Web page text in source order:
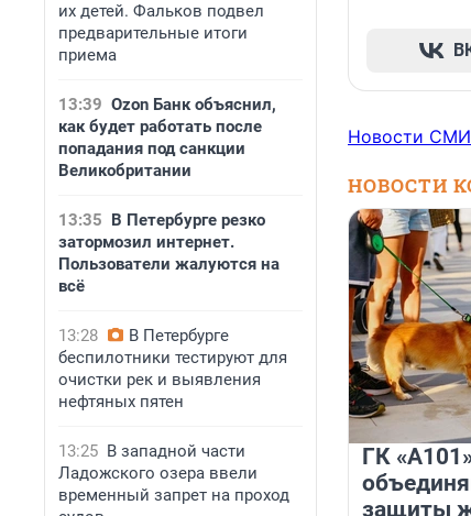
их детей. Фальков подвел
предварительные итоги
приема
13:39 Ozon Банк объяснил,
как будет работать после
попадания под санкции
Великобритании
13:35 В Петербурге резко
затормозил интернет.
Пользователи жалуются на
всё
13:28
В Петербурге
беспилотники тестируют для
очистки рек и выявления
нефтяных пятен
13:25 В западной части
Ладожского озера ввели
временный запрет на проход
Новости
НОВОСТИ
ГК
защиты